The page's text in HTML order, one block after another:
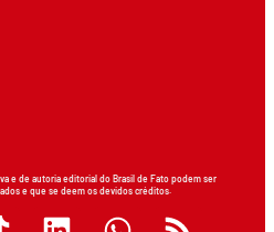
e de autoria editorial do Brasil de Fato podem ser
e que se deem os devidos créditos.